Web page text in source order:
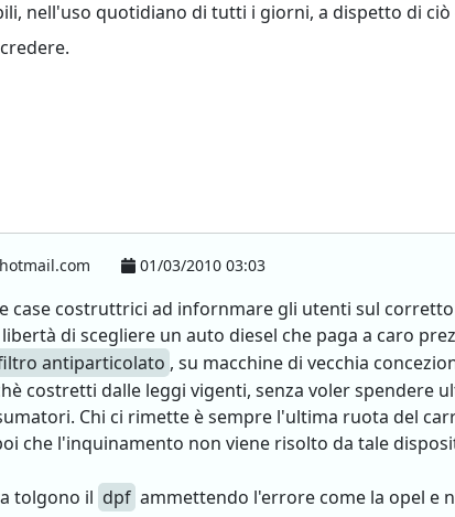
nell'uso quotidiano di tutti i giorni, a dispetto di
01/03/2010 03:03
case costruttrici ad infornmare gli utenti sul
di scegliere un auto diesel che paga a caro
antiparticolato , su macchine di vecchia
costretti dalle leggi vigenti, senza voler
Chi ci rimette è sempre l'ultima ruota del
che l'inquinamento non viene risolto da tale
tolgono il dpf ammettendo l'errore come la opel e